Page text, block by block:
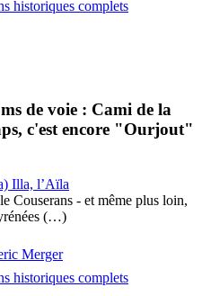
historiques complets
de voie : Cami de la
c'est encore "Ourjout"
Illa, l’Aïla
Couserans - et même plus loin,
(…)
Merger
historiques complets